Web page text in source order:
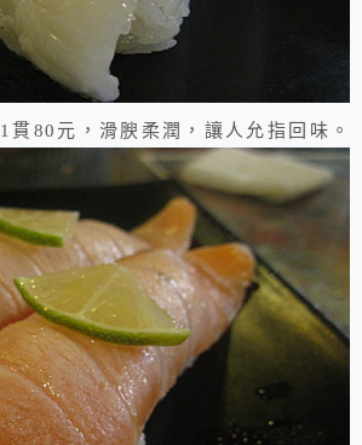
1貫80元，滑腴柔潤，讓人允指回味。